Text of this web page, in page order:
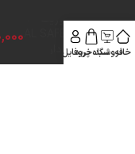
خانهفروشگاهسبد خرید
پروفایل
گیج دار